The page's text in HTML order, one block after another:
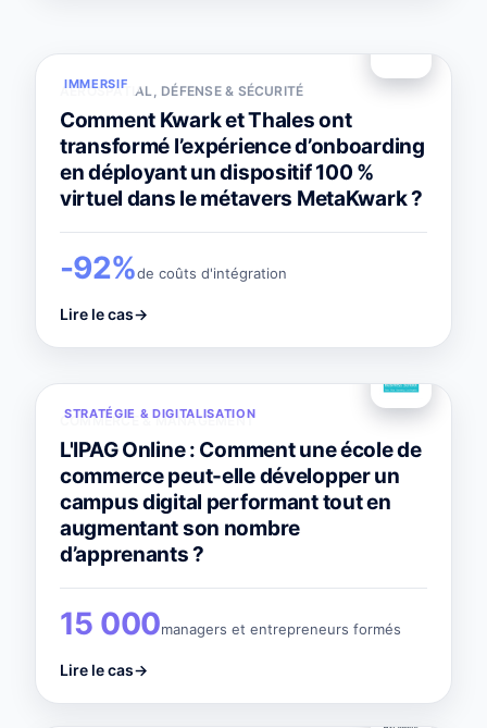
IMMERSIF
AÉROSPATIAL, DÉFENSE & SÉCURITÉ
Comment Kwark et Thales ont
transformé l’expérience d’onboarding
en déployant un dispositif 100 %
virtuel dans le métavers MetaKwark ?
-92%de coûts d'intégration
Lire le cas→
STRATÉGIE & DIGITALISATION
COMMERCE & MANAGEMENT
L'IPAG Online : Comment une école de
commerce peut-elle développer un
campus digital performant tout en
augmentant son nombre
d’apprenants ?
15 000managers et entrepreneurs formés
Lire le cas→